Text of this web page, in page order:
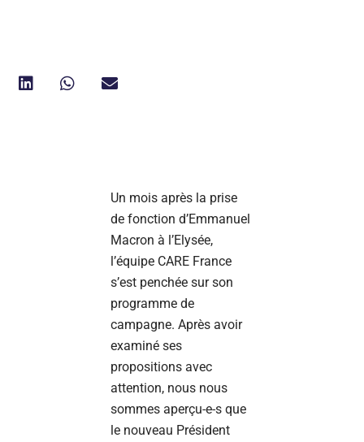
Un mois après la prise
de fonction d’Emmanuel
Macron à l’Elysée,
l’équipe CARE France
s’est penchée sur son
programme de
campagne. Après avoir
examiné ses
propositions avec
attention, nous nous
sommes aperçu-e-s que
le nouveau Président